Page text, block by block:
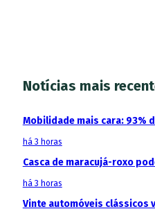
Notícias mais
Mobilidade mais cara: 93%
há 3 horas
Casca de maracujá-roxo
há 3 horas
Vinte automóveis clássicos